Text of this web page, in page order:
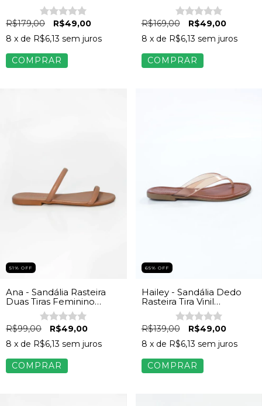
R$179,00
R$49,00
8 x de R$6,13 sem juros
COMPRAR
R$169,00
R$49,00
8 x de R$6,13 sem juros
COMPRAR
51 % OFF
Ana - Sandália Rasteira
Duas Tiras Feminino
Chocolate
R$99,00
R$49,00
8 x de R$6,13 sem juros
COMPRAR
65% OFF
Hailey - Sandália Dedo
Rasteira Tira Vinil
Feminina Vinil Caramelo
R$139,00
R$49,00
8 x de R$6,13 sem juros
COMPRAR